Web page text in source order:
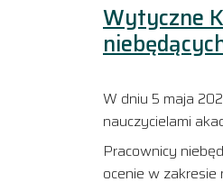
Wytyczne
W dniu 5 maja
nauczycielami
Pracownicy
ocenie w